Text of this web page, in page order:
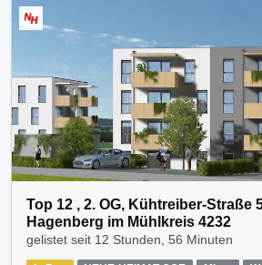
Top 12 , 2. OG, Kühtreiber-Straße
Hagenberg im Mühlkreis 4232
gelistet seit 12 Stunden, 56 Minuten